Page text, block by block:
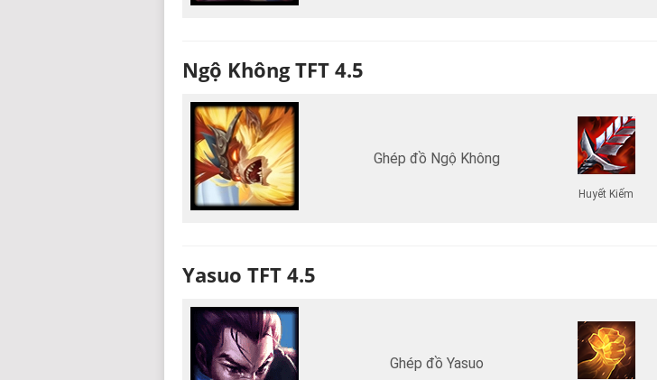
Ngộ Không TFT 4.5
Ghép đồ Ngộ Không
Huyết Kiếm
Yasuo TFT 4.5
Ghép đồ Yasuo